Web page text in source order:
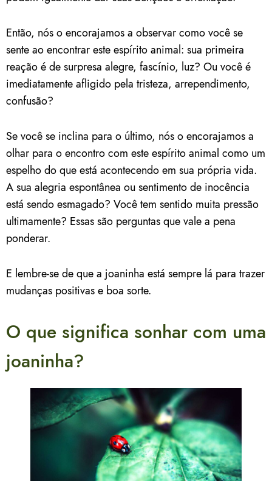
Então, nós o encorajamos a observar como você se
sente ao encontrar este espírito animal: sua primeira
reação é de surpresa alegre, fascínio, luz? Ou você é
imediatamente afligido pela tristeza, arrependimento,
confusão?
Se você se inclina para o último, nós o encorajamos a
olhar para o encontro com este espírito animal como um
espelho do que está acontecendo em sua própria vida.
A sua alegria espontânea ou sentimento de inocência
está sendo esmagado? Você tem sentido muita pressão
ultimamente? Essas são perguntas que vale a pena
ponderar.
E lembre-se de que a joaninha está sempre lá para trazer
mudanças positivas e boa sorte.
O que significa sonhar com uma
joaninha?